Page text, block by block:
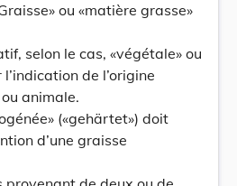
ou «matière grasse»
selon le cas, «végétale» ou
de l’origine
animale.
(«gehärtet») doit
d’une graisse